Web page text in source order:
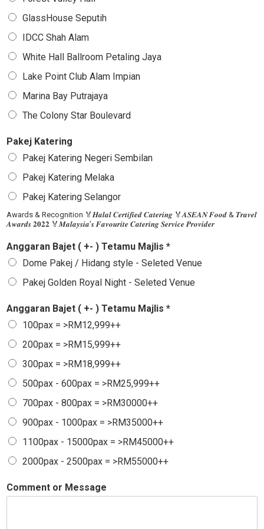
GlassHouse Seputih
IDCC Shah Alam
White Hall Ballroom Petaling Jaya
Lake Point Club Alam Impian
Marina Bay Putrajaya
The Colony Star Boulevard
Pakej Katering
Pakej Katering Negeri Sembilan
Pakej Katering Melaka
Pakej Katering Selangor
Awards & Recognition 🏅𝑯𝒂𝒍𝒂𝒍 𝑪𝒆𝒓𝒕𝒊𝒇𝒊𝒆𝒅 𝑪𝒂𝒕𝒆𝒓𝒊𝒏𝒈 🏅𝑨𝑺𝑬𝑨𝑵 𝑭𝒐𝒐𝒅 & 𝑻𝒓𝒂𝒗𝒆𝒍
𝑨𝒘𝒂𝒓𝒅𝒔 𝟐𝟎𝟐𝟐 🏅𝑴𝒂𝒍𝒂𝒚𝒔𝒊𝒂’𝒔 𝑭𝒂𝒗𝒐𝒖𝒓𝒊𝒕𝒆 𝑪𝒂𝒕𝒆𝒓𝒊𝒏𝒈 𝑺𝒆𝒓𝒗𝒊𝒄𝒆 𝑷𝒓𝒐𝒗𝒊𝒅𝒆𝒓
Anggaran Bajet ( +- ) Tetamu Majlis *
Dome Pakej / Hidang style - Seleted Venue
Pakej Golden Royal Night - Seleted Venue
Anggaran Bajet ( +- ) Tetamu Majlis *
100pax = >RM12,999++
200pax = >RM15,999++
300pax = >RM18,999++
500pax - 600pax = >RM25,999++
700pax - 800pax = >RM30000++
900pax - 1000pax = >RM35000++
1100pax - 15000pax = >RM45000++
2000pax - 2500pax = >RM55000++
Comment or Message